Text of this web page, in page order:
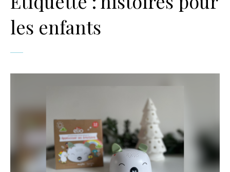
les enfants